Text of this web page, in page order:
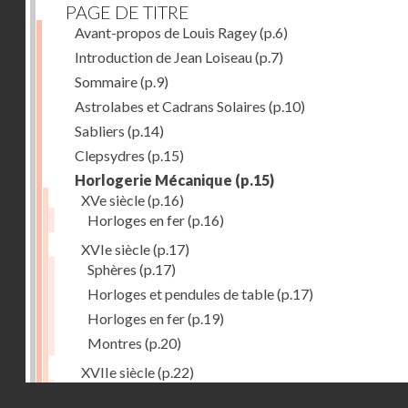
PAGE DE TITRE
Avant-propos de Louis Ragey(p.6)
Introduction de Jean Loiseau(p.7)
Sommaire(p.9)
Astrolabes et Cadrans Solaires (p.10)
Sabliers (p.14)
Clepsydres (p.15)
Horlogerie Mécanique (p.15)
XVe siècle(p.16)
Horloges en fer(p.16)
XVIe siècle(p.17)
Sphères (p.17)
Horloges et pendules de table(p.17)
Horloges en fer(p.19)
Montres (p.20)
XVIIe siècle(p.22)